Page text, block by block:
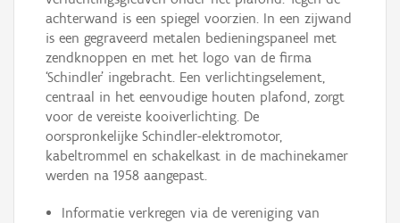
achterwand is een spiegel voorzien. In een zijwand
is een gegraveerd metalen bedieningspaneel met
zendknoppen en met het logo van de firma
‘Schindler’ ingebracht. Een verlichtingselement,
centraal in het eenvoudige houten plafond, zorgt
voor de vereiste kooiverlichting. De
oorspronkelijke Schindler-elektromotor,
kabeltrommel en schakelkast in de machinekamer
werden na 1958 aangepast.
Informatie verkregen via de vereniging van